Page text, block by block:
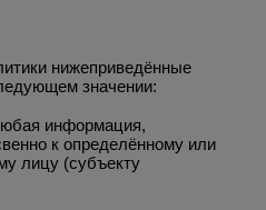
нижеприведённые
значении:
информация,
к определённому или
лицу (субъекту